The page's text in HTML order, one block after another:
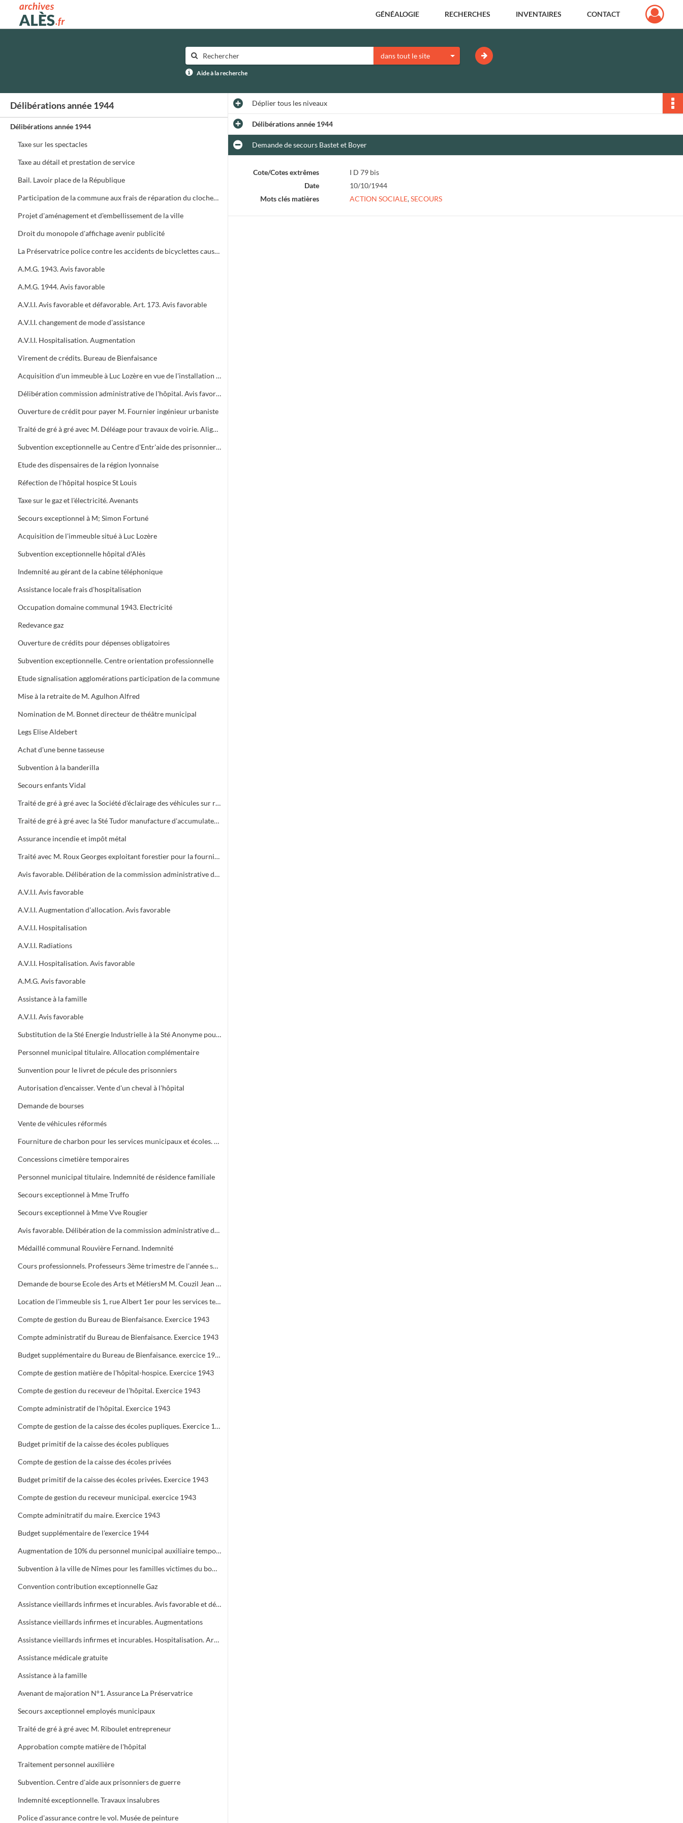
Archives municipales d'Alès GÉNÉALOGIE RECHERCHES INVENTAIRES CONTACT
dans tout le site
Aide à la recherche
Délibérations année 1944
Délibérations année 1944
Taxe sur les spectacles
Taxe au détail et prestation de service
Bail. Lavoir place de la République
Participation de la commune aux frais de réparation du clocher de la cathédrale d'Alès
Projet d'aménagement et d'embellissement de la ville
Droit du monopole d'affichage avenir publicité
La Préservatrice police contre les accidents de bicyclettes causés aux tiers
A.M.G. 1943. Avis favorable
A.M.G. 1944. Avis favorable
A.V.I.I. Avis favorable et défavorable. Art. 173. Avis favorable
A.V.I.I. changement de mode d'assistance
A.V.I.I. Hospitalisation. Augmentation
Virement de crédits. Bureau de Bienfaisance
Acquisition d'un immeuble à Luc Lozère en vue de l'installation d'une colonie de vacances
Délibération commission administrative de l'hôpital. Avis favorable
Ouverture de crédit pour payer M. Fournier ingénieur urbaniste
Traité de gré à gré avec M. Déléage pour travaux de voirie. Alignement de la route de Bagnols
Subvention exceptionnelle au Centre d'Entr'aide des prisonniers de guerre
Etude des dispensaires de la région lyonnaise
Réfection de l'hôpital hospice St Louis
Taxe sur le gaz et l'électricité. Avenants
Secours exceptionnel à M; Simon Fortuné
Acquisition de l'immeuble situé à Luc Lozère
Subvention exceptionnelle hôpital d'Alès
Indemnité au gérant de la cabine téléphonique
Assistance locale frais d'hospitalisation
Occupation domaine communal 1943. Electricité
Redevance gaz
Ouverture de crédits pour dépenses obligatoires
Subvention exceptionnelle. Centre orientation professionnelle
Etude signalisation agglomérations participation de la commune
Mise à la retraite de M. Agulhon Alfred
Nomination de M. Bonnet directeur de théâtre municipal
Legs Elise Aldebert
Achat d'une benne tasseuse
Subvention à la banderilla
Secours enfants Vidal
Traité de gré à gré avec la Société d'éclairage des véhicules sur rails
Traité de gré à gré avec la Sté Tudor manufacture d'accumulateur de la Cie Générale d'Electricité
Assurance incendie et impôt métal
Traité avec M. Roux Georges exploitant forestier pour la fourniture de charbon de bois
Avis favorable. Délibération de la commission administrative des hospices
A.V.I.I. Avis favorable
A.V.I.I. Augmentation d'allocation. Avis favorable
A.V.I.I. Hospitalisation
A.V.I.I. Radiations
A.V.I.I. Hospitalisation. Avis favorable
A.M.G. Avis favorable
Assistance à la famille
A.V.I.I. Avis favorable
Substitution de la Sté Energie Industrielle à la Sté Anonyme pour l'Eclairage au Gaz de la ville d'Alès
Personnel municipal titulaire. Allocation complémentaire
Sunvention pour le livret de pécule des prisonniers
Autorisation d'encaisser. Vente d'un cheval à l'hôpital
Demande de bourses
Vente de véhicules réformés
Fourniture de charbon pour les services municipaux et écoles. Traité Sté Anonyme Houillères de Rochebelle
Concessions cimetière temporaires
Personnel municipal titulaire. Indemnité de résidence familiale
Secours exceptionnel à Mme Truffo
Secours exceptionnel à Mme Vve Rougier
Avis favorable. Délibération de la commission administrative des hospices
Médaillé communal Rouvière Fernand. Indemnité
Cours professionnels. Professeurs 3ème trimestre de l'année scolaire 1943-1944 2ème paiement fournitures
Demande de bourse Ecole des Arts et MétiersM M. Couzil Jean avis favorable
Location de l'immeuble sis 1, rue Albert 1er pour les services techniques
Compte de gestion du Bureau de Bienfaisance. Exercice 1943
Compte administratif du Bureau de Bienfaisance. Exercice 1943
Budget supplémentaire du Bureau de Bienfaisance. exercice 1944
Compte de gestion matière de l'hôpital-hospice. Exercice 1943
Compte de gestion du receveur de l'hôpital. Exercice 1943
Compte administratif de l'hôpital. Exercice 1943
Compte de gestion de la caisse des écoles pupliques. Exercice 1943
Budget primitif de la caisse des écoles publiques
Compte de gestion de la caisse des écoles privées
Budget primitif de la caisse des écoles privées. Exercice 1943
Compte de gestion du receveur municipal. exercice 1943
Compte adminitratif du maire. Exercice 1943
Budget supplémentaire de l'exercice 1944
Augmentation de 10% du personnel municipal auxiliaire temporaire et permanent
Subvention à la ville de Nîmes pour les familles victimes du bombardement
Convention contribution exceptionnelle Gaz
Assistance vieillards infirmes et incurables. Avis favorable et défavorable
Assistance vieillards infirmes et incurables. Augmentations
Assistance vieillards infirmes et incurables. Hospitalisation. Art. 173
Assistance médicale gratuite
Assistance à la famille
Avenant de majoration N°1. Assurance La Préservatrice
Secours axceptionnel employés municipaux
Traité de gré à gré avec M. Riboulet entrepreneur
Approbation compte matière de l'hôpital
Traitement personnel auxilière
Subvention. Centre d'aide aux prisonniers de guerre
Indemnité exceptionnelle. Travaux insalubres
Police d'assurance contre le vol. Musée de peinture
Dépliertous les niveaux
Délibérations année 1944
Demande de secours Bastet et Boyer
Cote/Cotes extrêmes
I D 79 bis
Date
10/10/1944
Mots clés matières
ACTION SOCIALE,SECOURS